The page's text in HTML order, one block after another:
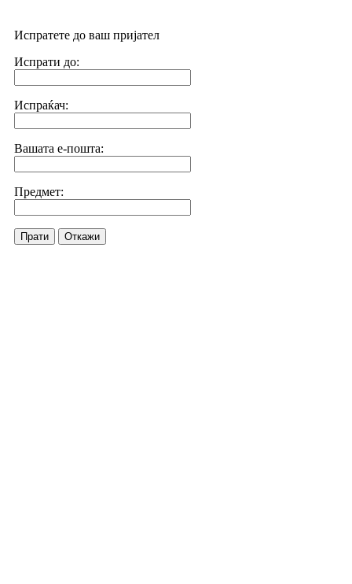
Испратете до ваш пријател
Испрати до:
Испраќач:
Вашата е-пошта:
Предмет:
Прати Откажи